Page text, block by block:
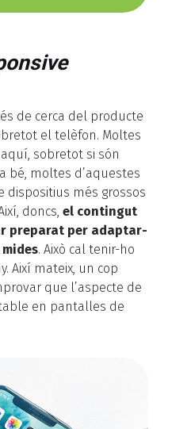
de cerca del producte
el telèfon. Moltes
sobretot si són
bé, moltes d’aquestes
dispositius més grossos
doncs, el contingut
preparat per adaptar-
. Això cal tenir-ho
Així mateix, un cop
que l’aspecte de
en pantalles de